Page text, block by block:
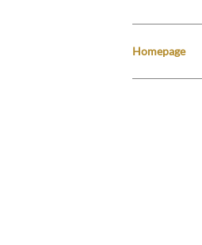
Homepage